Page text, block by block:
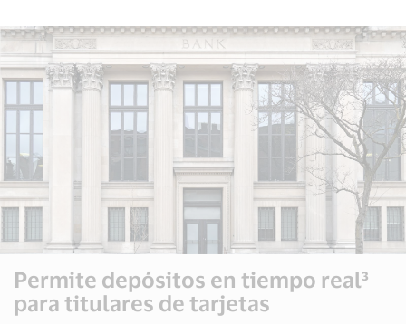
Permite depósitos en tiempo real³
para titulares de tarjetas